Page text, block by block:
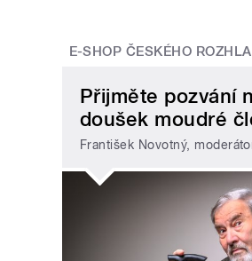
E-SHOP ČESKÉHO
Přijměte pozvání
doušek moudré
František Novotný,